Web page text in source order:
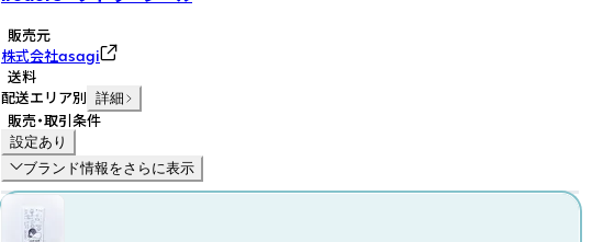
販売元
株式会社asagi
送料
配送エリア別 詳細
販売・取引条件
設定あり
ブランド情報をさらに表示